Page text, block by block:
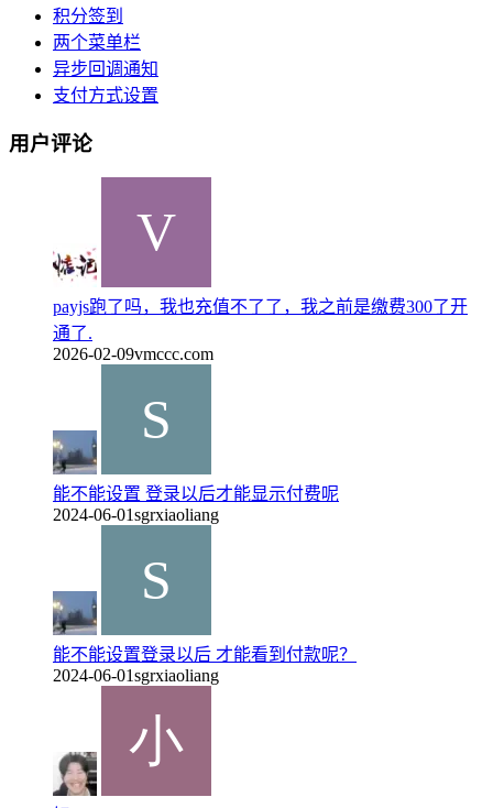
积分签到
两个菜单栏
异步回调通知
支付方式设置
用户评论
payjs跑了吗，我也充值不了了，我之前是缴费300了开
通了.
2026-02-09vmccc.com
能不能设置 登录以后才能显示付费呢
2024-06-01sgrxiaoliang
能不能设置登录以后 才能看到付款呢？
2024-06-01sgrxiaoliang